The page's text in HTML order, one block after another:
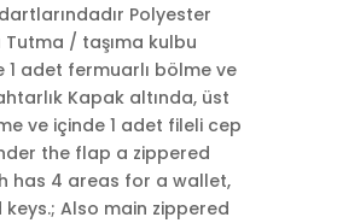
Polyester
Tutma / taşıma kulbu
1 adet fermuarlı bölme ve
Kapak altında, üst
ve içinde 1 adet fileli cep
the flap a zippered
has 4 areas for a wallet,
Also main zippered